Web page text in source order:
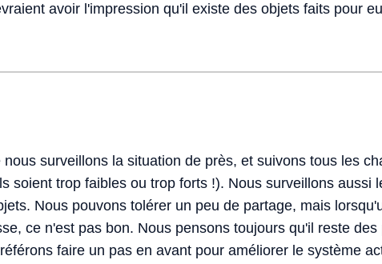
avoir l'impression qu'il existe des objets faits pour
surveillons la situation de près, et suivons tous les
soient trop faibles ou trop forts !). Nous surveillons aussi
Nous pouvons tolérer un peu de partage, mais
ce n'est pas bon. Nous pensons toujours qu'il reste des
faire un pas en avant pour améliorer le système